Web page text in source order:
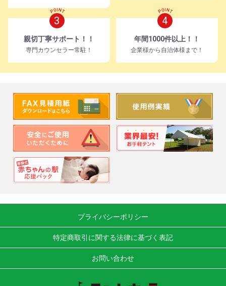
3
親切丁寧サポート！！
専門カウンセラー常駐！
4
年間1000件以上！！
企業様から自治体様まで！
プライバシーポリシー
特定商取引に関する法律に基づく表記
お問い合わせ